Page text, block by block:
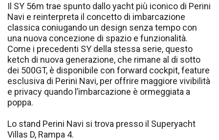
Il SY 56m trae spunto dallo yacht più iconico di Perini
Navi e reinterpreta il concetto di imbarcazione
classica coniugando un design senza tempo con
una nuova concezione di spazio e funzionalità.
Come i precedenti SY della stessa serie, questo
ketch di nuova generazione, che rimane al di sotto
dei 500GT, è disponibile con forward cockpit, feature
esclusiva di Perini Navi, per offrire maggiore vivibilità
e privacy quando l’imbarcazione è ormeggiata a
poppa.
Lo stand Perini Navi si trova presso il Superyacht
Villas D, Rampa 4.